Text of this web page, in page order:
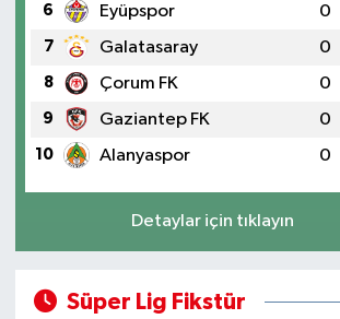
6 Eyüpspor 0
7 Galatasaray 0
8 Çorum FK 0
9 Gaziantep FK 0
10 Alanyaspor 0
Detaylar için tıklayın
Süper Lig Fikstür